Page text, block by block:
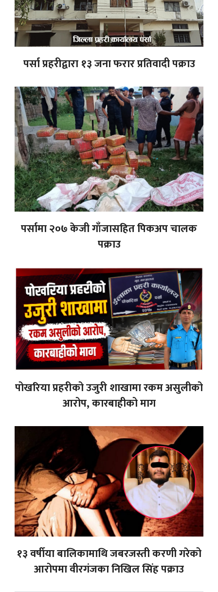
पर्सा प्रहरीद्वारा १३ जना फरार प्रतिवादी पक्राउ
पर्सामा २०७ केजी गाँजासहित पिकअप चालक
पक्राउ
पोखरिया प्रहरीको उजुरी शाखामा रकम असुलीको
आरोप, कारबाहीको माग
१३ वर्षीया बालिकामाथि जबरजस्ती करणी गरेको
आरोपमा वीरगंजका निखिल सिंह पक्राउ